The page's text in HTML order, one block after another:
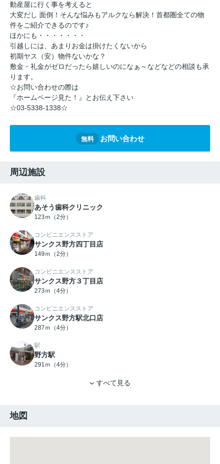
動産屋に行く事を考えると
大変だし 面倒！そんな悩みもアルクなら解決！首都圏全ての物
件をご紹介できるのです♪
ほかにも・・・・・・・
引越しには、あまりお金は掛けたくないから
初期ヤス（安）物件ないかな？
敷金・礼金がゼロだったら嬉しいのになぁ～などなどの相談も承
ります。
☆お問い合わせの際は
『ホームページ見た！』とお伝え下さい
☆03-5338-1338☆
無料 お問い合わせ
周辺施設
歯科
あそう歯科クリニック
123ｍ（2分）
コンビニエンスストア
サンクス野方四丁目店
149ｍ（2分）
コンビニエンスストア
サンクス野方３丁目店
273ｍ（4分）
コンビニエンスストア
サンクス野方駅北口店
287ｍ（4分）
駅
野方駅
291ｍ（4分）
すべて見る
地図